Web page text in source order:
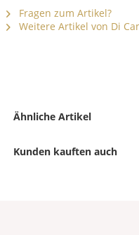
Fragen zum Artikel?
Weitere Artikel von Di
Ähnliche Artikel
Kunden kauften auch